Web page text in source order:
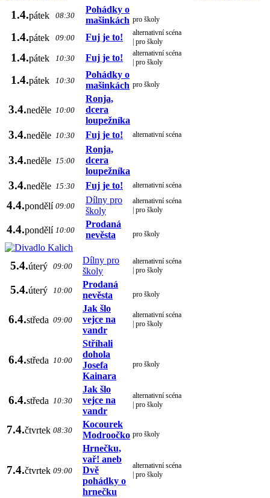
1.4.pátek 08:30
Pohádky o
mašinkách pro školy
1.4.pátek 09:00 Fuj je to!
alternativní scéna
| pro školy
1.4.pátek 10:30 Fuj je to!
alternativní scéna
| pro školy
1.4.pátek 10:30
Pohádky o
mašinkách pro školy
3.4.neděle 10:00
Ronja,
dcera
loupežníka
3.4.neděle 10:30 Fuj je to! alternativní scéna
3.4.neděle 15:00
Ronja,
dcera
loupežníka
3.4.neděle 15:30 Fuj je to! alternativní scéna
4.4.pondělí 09:00
Dílny pro
školy
alternativní scéna
| pro školy
4.4.pondělí 10:00
Prodaná
nevěsta
pro školy
5.4.úterý 09:00
Dílny pro
školy
alternativní scéna
| pro školy
5.4.úterý 10:00
Prodaná
nevěsta
pro školy
6.4.středa 09:00
Jak šlo
vejce na
vandr
alternativní scéna
| pro školy
6.4.středa 10:00
Stříhali
dohola
Josefa
Kainara
pro školy
6.4.středa 10:30
Jak šlo
vejce na
vandr
alternativní scéna
| pro školy
7.4.čtvrtek 08:30
Kocourek
Modroočko pro školy
7.4.čtvrtek 09:00
Hrnečku,
vař! aneb
Dvě
pohádky o
hrnečku
alternativní scéna
| pro školy